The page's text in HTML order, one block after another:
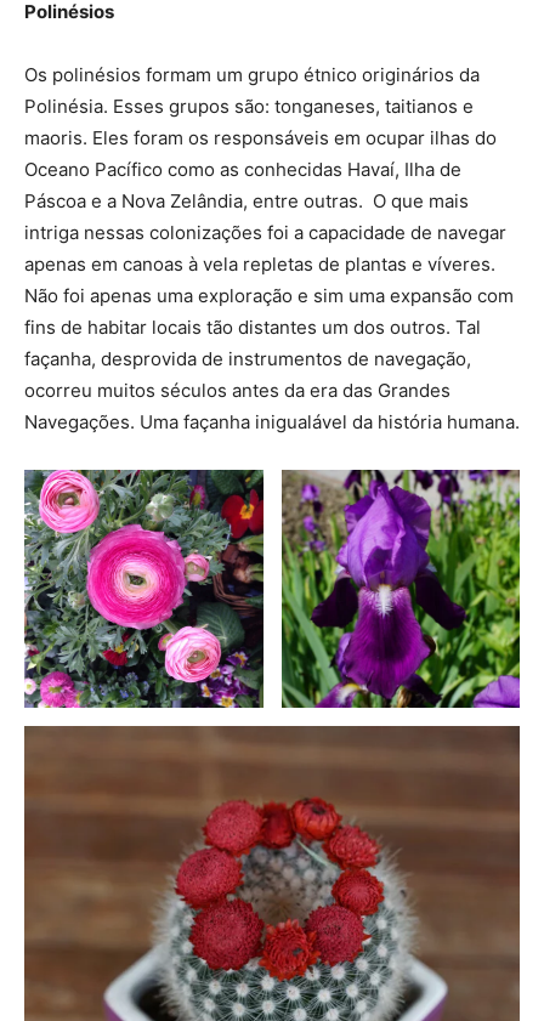
Polinésios
Os polinésios formam um grupo étnico originários da
Polinésia. Esses grupos são: tonganeses, taitianos e
maoris. Eles foram os responsáveis em ocupar ilhas do
Oceano Pacífico como as conhecidas Havaí, Ilha de
Páscoa e a Nova Zelândia, entre outras. O que mais
intriga nessas colonizações foi a capacidade de navegar
apenas em canoas à vela repletas de plantas e víveres.
Não foi apenas uma exploração e sim uma expansão com
fins de habitar locais tão distantes um dos outros. Tal
façanha, desprovida de instrumentos de navegação,
ocorreu muitos séculos antes da era das Grandes
Navegações. Uma façanha inigualável da história humana.